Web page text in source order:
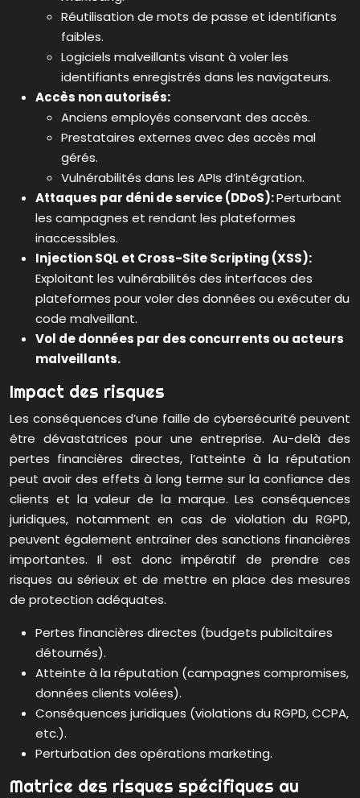
Réutilisation de mots de passe et identifiants
faibles.
Logiciels malveillants visant à voler les
identifiants enregistrés dans les navigateurs.
Accès non autorisés:
Anciens employés conservant des accès.
Prestataires externes avec des accès mal
gérés.
Vulnérabilités dans les APIs d’intégration.
Attaques par déni de service (DDoS):Perturbant
les campagnes et rendant les plateformes
inaccessibles.
Injection SQL et Cross-Site Scripting (XSS):
Exploitant les vulnérabilités des interfaces des
plateformes pour voler des données ou exécuter du
code malveillant.
Vol de données par des concurrents ou acteurs
malveillants.
Impact des risques
Les conséquences d’une faille de cybersécurité peuvent
être dévastatrices pour une entreprise. Au-delà des
pertes financières directes, l’atteinte à la réputation
peut avoir des effets à long terme sur la confiance des
clients et la valeur de la marque. Les conséquences
juridiques, notamment en cas de violation du RGPD,
peuvent également entraîner des sanctions financières
importantes. Il est donc impératif de prendre ces
risques au sérieux et de mettre en place des mesures
de protection adéquates.
Pertes financières directes (budgets publicitaires
détournés).
Atteinte à la réputation (campagnes compromises,
données clients volées).
Conséquences juridiques (violations du RGPD, CCPA,
etc.).
Perturbation des opérations marketing.
Matrice des risques spécifiques au